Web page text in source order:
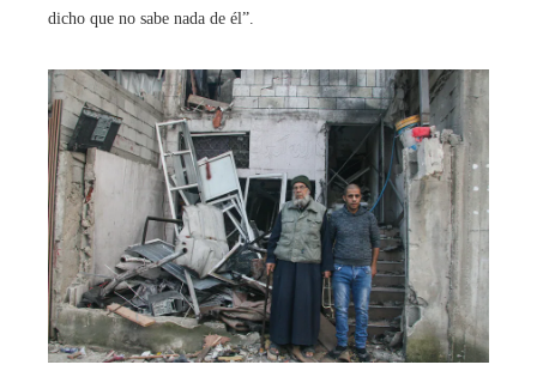
dicho que no sabe nada de él”.